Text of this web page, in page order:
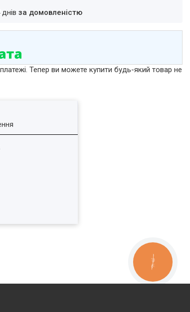
днівза домовленістю
Тепер ви можете купити будь-який товар не
КНОПКА
ЗВ'ЯЗКУ